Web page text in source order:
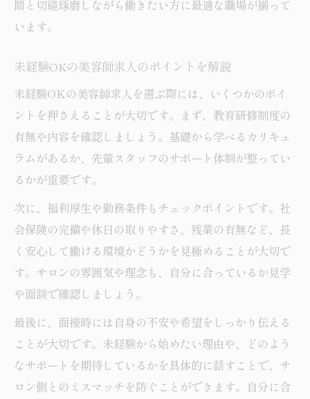
間と切磋琢磨しながら働きたい方に最適な職場が揃って
います。
未経験OKの美容師求人のポイントを解説
未経験OKの美容師求人を選ぶ際には、いくつかのポイ
ントを押さえることが大切です。まず、教育研修制度の
有無や内容を確認しましょう。基礎から学べるカリキュ
ラムがあるか、先輩スタッフのサポート体制が整ってい
るかが重要です。
次に、福利厚生や勤務条件もチェックポイントです。社
会保険の完備や休日の取りやすさ、残業の有無など、長
く安心して働ける環境かどうかを見極めることが大切で
す。サロンの雰囲気や理念も、自分に合っているか見学
や面談で確認しましょう。
最後に、面接時には自身の不安や希望をしっかり伝える
ことが大切です。未経験から始めたい理由や、どのよう
なサポートを期待しているかを具体的に話すことで、サ
ロン側とのミスマッチを防ぐことができます。自分に合